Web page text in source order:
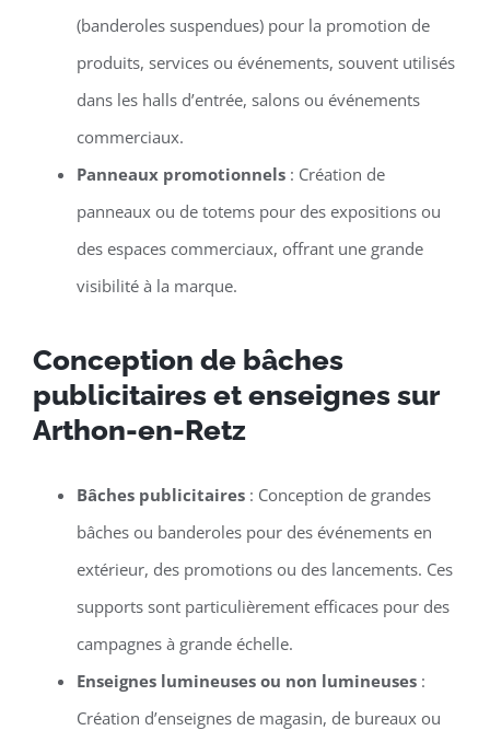
(banderoles suspendues) pour la promotion de
produits, services ou événements, souvent utilisés
dans les halls d’entrée, salons ou événements
commerciaux.
Panneaux promotionnels: Création de
panneaux ou de totems pour des expositions ou
des espaces commerciaux, offrant une grande
visibilité à la marque.
Conception de bâches
publicitaires et enseignes sur
Arthon-en-Retz
Bâches publicitaires: Conception de grandes
bâches ou banderoles pour des événements en
extérieur, des promotions ou des lancements. Ces
supports sont particulièrement efficaces pour des
campagnes à grande échelle.
Enseignes lumineuses ou non lumineuses:
Création d’enseignes de magasin, de bureaux ou